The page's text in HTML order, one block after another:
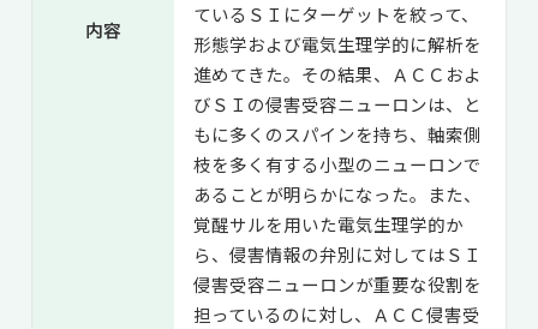
内容
ているＳＩにターゲットを絞って、
形態学および電気生理学的に解析を
進めてきた。その結果、ＡＣＣおよ
びＳＩの侵害受容ニューロンは、と
もに多くのスパインを持ち、軸索側
枝を多く有する小型のニューロンで
あることが明らかになった。また、
覚醒サルを用いた電気生理学的か
ら、侵害情報の弁別に対してはＳＩ
侵害受容ニューロンが重要な役割を
担っているのに対し、ＡＣＣ侵害受